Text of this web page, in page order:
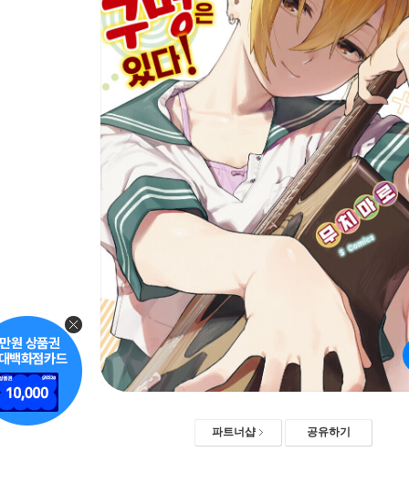
파트너샵 공유하기